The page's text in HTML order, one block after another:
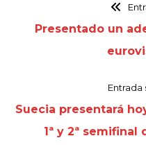
Presentado un
Entrada
Suecia presentará
1ª y 2ª